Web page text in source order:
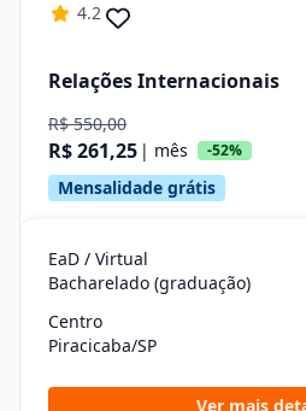
4.2
Relações Internacionais
R$ 550,00
R$ 261,25 | mês -52%
Mensalidade grátis
EaD / Virtual
Bacharelado (graduação)
Centro
Piracicaba/SP
Ver mais